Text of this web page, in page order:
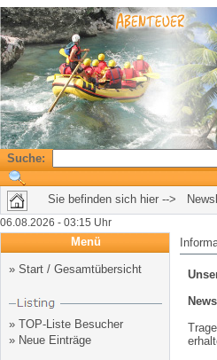
Suche:
Sie befinden sich hier -->
06.08.2026 - 03:15 Uhr
Menü
» Start / Gesamtübersicht
» TOP-Liste Besucher
» Neue Einträge